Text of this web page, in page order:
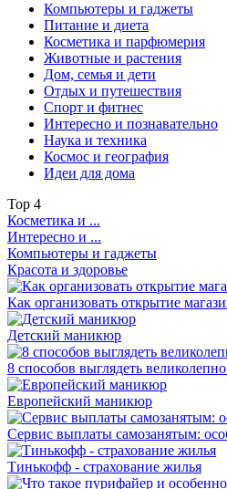
Компьютеры и гаджеты
Питание и диета
Косметика и парфюмерия
Животные и растения
Дом, семья и дети
Отдых и путешествия
Спорт и фитнес
Интересно и познавательно
Наука и техника
Космос и география
Идеи для дома
Top 4
Косметика и ...
Интересно и ...
Компьютеры и гаджеты
Красота и здоровье
Как организовать открытие
Детский маникюр
8 способов выглядеть
Европейский маникюр
Сервис выплаты самозанятым:
Тинькофф - страхование жилья